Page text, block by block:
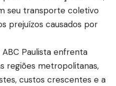
seu transporte coletivo
prejuízos causados por
Paulista enfrenta
regiões metropolitanas,
custos crescentes e a